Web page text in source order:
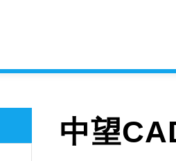
中望